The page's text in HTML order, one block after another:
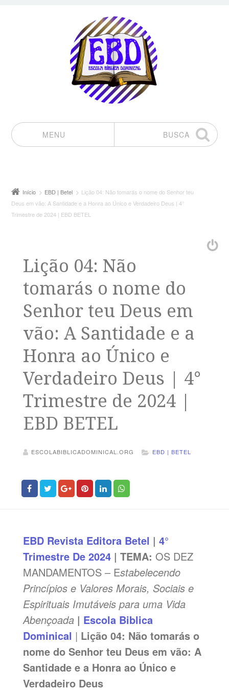
MENU
BUSCA
Início EBD | Betel
Lição 04: Não tomarás o nome do Senhor teu
Deus em vão: A Santidade e a Honra ao Único e Verdadeiro Deus | 4°
Trimestre de 2024 | EBD BETEL
Lição 04: Não
tomarás o nome do
Senhor teu Deus em
vão: A Santidade e a
Honra ao Único e
Verdadeiro Deus | 4°
Trimestre de 2024 |
EBD BETEL
ESCOLABIBLICADOMINICAL.ORG EBD | BETEL
EBD Revista Editora Betel | 4°
Trimestre De 2024| TEMA: OS DEZ
MANDAMENTOS – Estabelecendo
Princípios e Valores Morais, Sociais e
Espirituais Imutáveis para uma Vida
Abençoada | Escola Biblica
Dominical | Lição 04: Não tomarás o
nome do Senhor teu Deus em vão: A
Santidade e a Honra ao Único e
Verdadeiro Deus